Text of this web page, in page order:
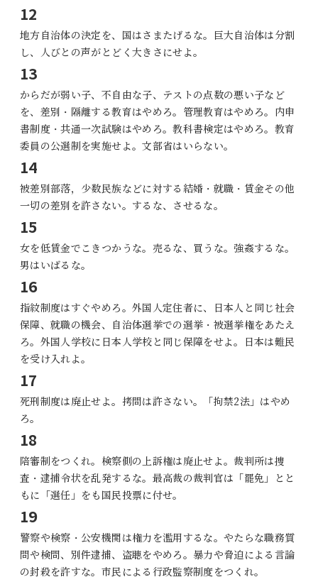
12
地方自治体の決定を、国はさまたげるな。巨大自治体は分割
し、人びとの声がとどく大きさにせよ。
13
からだが弱い子、不自由な子、テストの点数の悪い子など
を、差別・隔離する教育はやめろ。管理教育はやめろ。内申
書制度・共通一次試験はやめろ。教科書検定はやめろ。教育
委員の公選制を実施せよ。文部省はいらない。
14
被差別部落，少数民族などに対する結婚・就職・賃金その他
一切の差別を許さない。するな、させるな。
15
女を低賃金でこきつかうな。売るな、買うな。強姦するな。
男はいばるな。
16
指紋制度はすぐやめろ。外国人定住者に、日本人と同じ社会
保障、就職の機会、自治体選挙での選挙・被選挙権をあたえ
ろ。外国人学校に日本人学校と同じ保障をせよ。日本は難民
を受け入れよ。
17
死刑制度は廃止せよ。拷問は許さない。「拘禁2法」はやめ
ろ。
18
陪審制をつくれ。検察側の上訴権は廃止せよ。裁判所は捜
査・逮捕令状を乱発するな。最高裁の裁判官は「罷免」とと
もに「選任」をも国民投票に付せ。
19
警察や検察・公安機関は権力を濫用するな。やたらな職務質
問や検問、別件逮捕、盗聴をやめろ。暴力や脅迫による言論
の封殺を許すな。市民による行政監察制度をつくれ。